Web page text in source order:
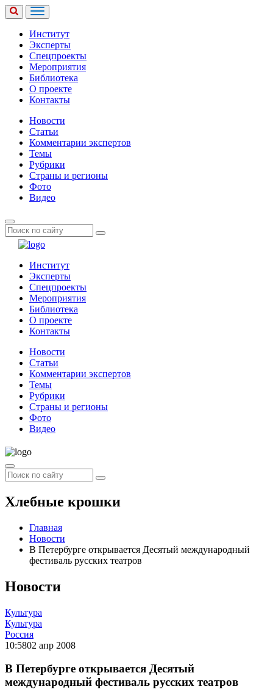
Институт
Эксперты
Спецпроекты
Мероприятия
Библиотека
О проекте
Контакты
Новости
Статьи
Комментарии экспертов
Темы
Рубрики
Страны и регионы
Фото
Видео
Институт
Эксперты
Спецпроекты
Мероприятия
Библиотека
О проекте
Контакты
Новости
Статьи
Комментарии экспертов
Темы
Рубрики
Страны и регионы
Фото
Видео
Хлебные крошки
Главная
Новости
В Петербурге открывается Десятый международный
фестиваль русских театров
Новости
Культура
Культура
Россия
10:5802 апр 2008
В Петербурге открывается Десятый
международный фестиваль русских театров